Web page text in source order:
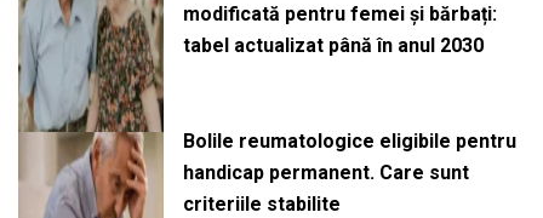
modificată pentru femei și bărbați:
tabel actualizat până în anul 2030
Bolile reumatologice eligibile pentru
handicap permanent. Care sunt
criteriile stabilite